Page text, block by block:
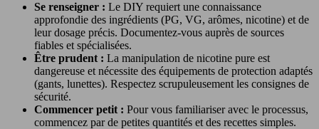
Se renseigner : Le DIY requiert une connaissance
approfondie des ingrédients (PG, VG, arômes, nicotine) et de
leur dosage précis. Documentez-vous auprès de sources
fiables et spécialisées.
Être prudent : La manipulation de nicotine pure est
dangereuse et nécessite des équipements de protection adaptés
(gants, lunettes). Respectez scrupuleusement les consignes de
sécurité.
Commencer petit : Pour vous familiariser avec le processus,
commencez par de petites quantités et des recettes simples.